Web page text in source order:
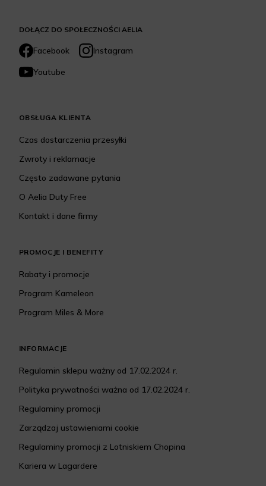
DOŁĄCZ DO SPOŁECZNOŚCI AELIA
Facebook
Instagram
Youtube
OBSŁUGA KLIENTA
Czas dostarczenia przesyłki
Zwroty i reklamacje
Często zadawane pytania
O Aelia Duty Free
Kontakt i dane firmy
PROMOCJE I BENEFITY
Rabaty i promocje
Program Kameleon
Program Miles & More
INFORMACJE
Regulamin sklepu ważny od 17.02.2024 r.
Polityka prywatności ważna od 17.02.2024 r.
Regulaminy promocji
Zarządzaj ustawieniami cookie
Regulaminy promocji z Lotniskiem Chopina
Kariera w Lagardere